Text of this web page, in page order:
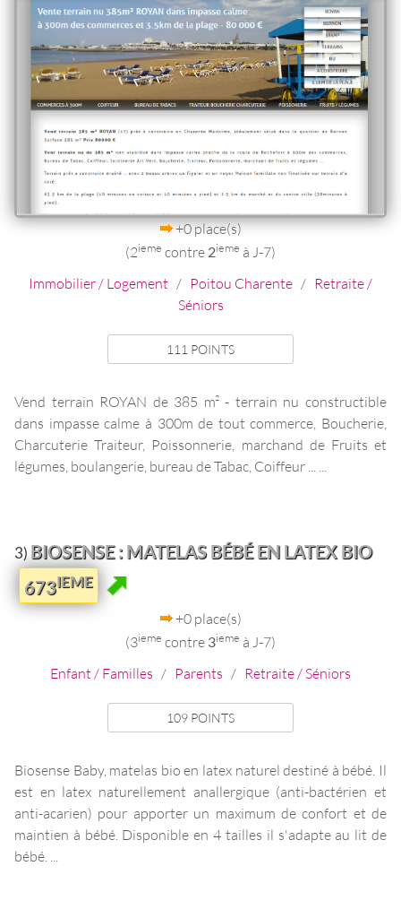
+0 place(s)
(2ieme contre 2ieme à J-7)
Immobilier / Logement / Poitou Charente / Retraite /
Séniors
111 POINTS
Vend terrain ROYAN de 385 m² - terrain nu constructible
dans impasse calme à 300m de tout commerce, Boucherie,
Charcuterie Traiteur, Poissonnerie, marchand de Fruits et
légumes, boulangerie, bureau de Tabac, Coiffeur ... ...
3) BIOSENSE : MATELAS BÉBÉ EN LATEX BIO
673IEME
+0 place(s)
(3ieme contre 3ieme à J-7)
Enfant / Familles / Parents / Retraite / Séniors
109 POINTS
Biosense Baby, matelas bio en latex naturel destiné à bébé. Il
est en latex naturellement anallergique (anti-bactérien et
anti-acarien) pour apporter un maximum de confort et de
maintien à bébé. Disponible en 4 tailles il s'adapte au lit de
bébé. ...